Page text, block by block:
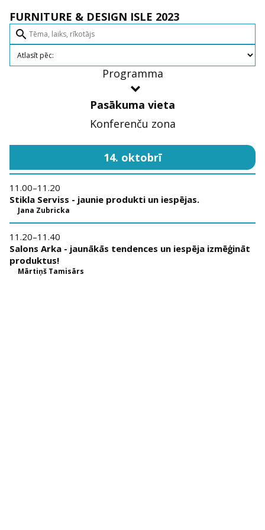
FURNITURE & DESIGN ISLE 2023
search
Programma
Pasākuma vieta
Konferenču zona
14. oktobrī
11.00–11.20
Stikla Serviss - jaunie produkti un iespējas.
Jana Zubricka
11.20–11.40
Salons Arka - jaunākās tendences un iespēja izmēģināt
produktus!
Mārtiņš Tamisārs